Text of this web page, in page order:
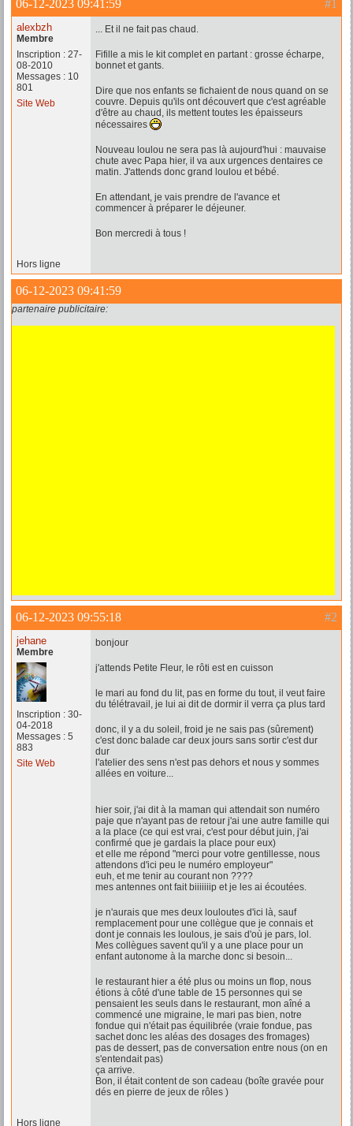
#1
06-12-2023 09:41:59
alexbzh
Membre
Inscription : 27-
08-2010
Messages : 10
801
Site Web
... Et il ne fait pas chaud.
Fifille a mis le kit complet en partant : grosse écharpe,
bonnet et gants.
Dire que nos enfants se fichaient de nous quand on se
couvre. Depuis qu'ils ont découvert que c'est agréable
d'être au chaud, ils mettent toutes les épaisseurs
nécessaires
Nouveau loulou ne sera pas là aujourd'hui : mauvaise
chute avec Papa hier, il va aux urgences dentaires ce
matin. J'attends donc grand loulou et bébé.
En attendant, je vais prendre de l'avance et
commencer à préparer le déjeuner.
Bon mercredi à tous !
Hors ligne
06-12-2023 09:41:59
partenaire publicitaire:
#2
06-12-2023 09:55:18
jehane
Membre
Inscription : 30-
04-2018
Messages : 5
883
Site Web
bonjour
j'attends Petite Fleur, le rôti est en cuisson
le mari au fond du lit, pas en forme du tout, il veut faire
du télétravail, je lui ai dit de dormir il verra ça plus tard
donc, il y a du soleil, froid je ne sais pas (sûrement)
c'est donc balade car deux jours sans sortir c'est dur
dur
l'atelier des sens n'est pas dehors et nous y sommes
allées en voiture...
hier soir, j'ai dit à la maman qui attendait son numéro
paje que n'ayant pas de retour j'ai une autre famille qui
a la place (ce qui est vrai, c'est pour début juin, j'ai
confirmé que je gardais la place pour eux)
et elle me répond "merci pour votre gentillesse, nous
attendons d'ici peu le numéro employeur"
euh, et me tenir au courant non ????
mes antennes ont fait biiiiiiip et je les ai écoutées.
je n'aurais que mes deux louloutes d'ici là, sauf
remplacement pour une collègue que je connais et
dont je connais les loulous, je sais d'où je pars, lol.
Mes collègues savent qu'il y a une place pour un
enfant autonome à la marche donc si besoin...
le restaurant hier a été plus ou moins un flop, nous
étions à côté d'une table de 15 personnes qui se
pensaient les seuls dans le restaurant, mon aîné a
commencé une migraine, le mari pas bien, notre
fondue qui n'était pas équilibrée (vraie fondue, pas
sachet donc les aléas des dosages des fromages)
pas de dessert, pas de conversation entre nous (on en
s'entendait pas)
ça arrive.
Bon, il était content de son cadeau (boîte gravée pour
dés en pierre de jeux de rôles )
Hors ligne